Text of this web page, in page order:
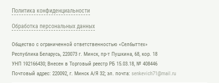
Общество с ограниченной ответственностью «Селбыттех»
Республика Беларусь, 220073 г. Минск, пр-т Пушкина, 68, кор. 18
УНП 192166430; Внесен в Торговый реестр РБ 15.03.18, № 408446
Почтовый адрес: 220092, г. Минск А/Я 32; эл. почта: senkevich71@mail.ru
Политика конфиденциальности
Обработка персональных данных